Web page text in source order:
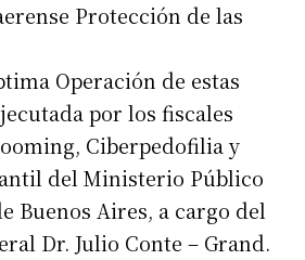
Protección de las
Operación de estas
por los fiscales
Ciberpedofilia y
del Ministerio Público
Buenos Aires, a cargo del
Dr. Julio Conte – Grand.